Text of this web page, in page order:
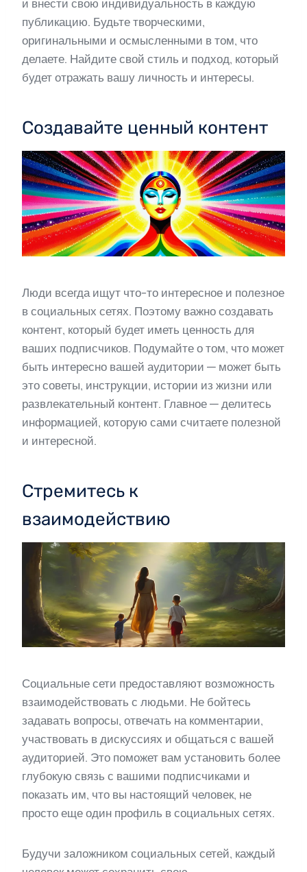
и внести свою индивидуальность в каждую
публикацию. Будьте творческими,
оригинальными и осмысленными в том, что
делаете. Найдите свой стиль и подход, который
будет отражать вашу личность и интересы.
Создавайте ценный контент
Люди всегда ищут что-то интересное и полезное
в социальных сетях. Поэтому важно создавать
контент, который будет иметь ценность для
ваших подписчиков. Подумайте о том, что может
быть интересно вашей аудитории — может быть
это советы, инструкции, истории из жизни или
развлекательный контент. Главное — делитесь
информацией, которую сами считаете полезной
и интересной.
Стремитесь к
взаимодействию
Социальные сети предоставляют возможность
взаимодействовать с людьми. Не бойтесь
задавать вопросы, отвечать на комментарии,
участвовать в дискуссиях и общаться с вашей
аудиторией. Это поможет вам установить более
глубокую связь с вашими подписчиками и
показать им, что вы настоящий человек, не
просто еще один профиль в социальных сетях.
Будучи заложником социальных сетей, каждый